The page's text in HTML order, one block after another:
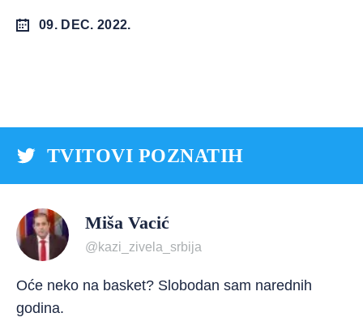
09. DEC. 2022.
TVITOVI POZNATIH
Miša Vacić
@kazi_zivela_srbija
Oće neko na basket? Slobodan sam narednih
godina.